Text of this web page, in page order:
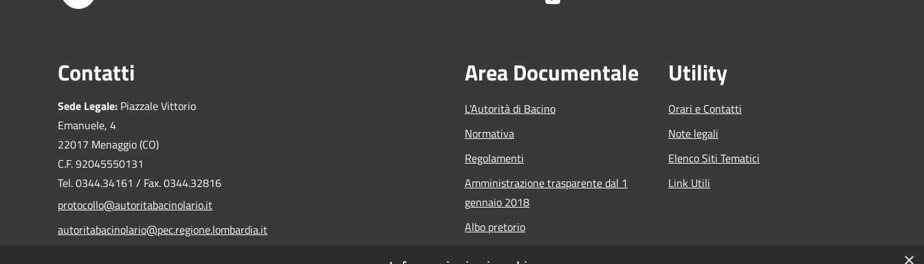
Contatti
Sede Legale: Piazzale Vittorio
Emanuele, 4
22017 Menaggio (CO)
C.F. 92045550131
Tel. 0344.34161 / Fax. 0344.32816
protocollo@autoritabacinolario.it
autoritabacinolario@pec.regione.lombardia.it
Area Documentale
L'Autorità di Bacino
Normativa
Regolamenti
Amministrazione trasparente dal 1
gennaio 2018
Albo pretorio
Utility
Orari e Contatti
Note legali
Elenco Siti Tematici
Link Utili